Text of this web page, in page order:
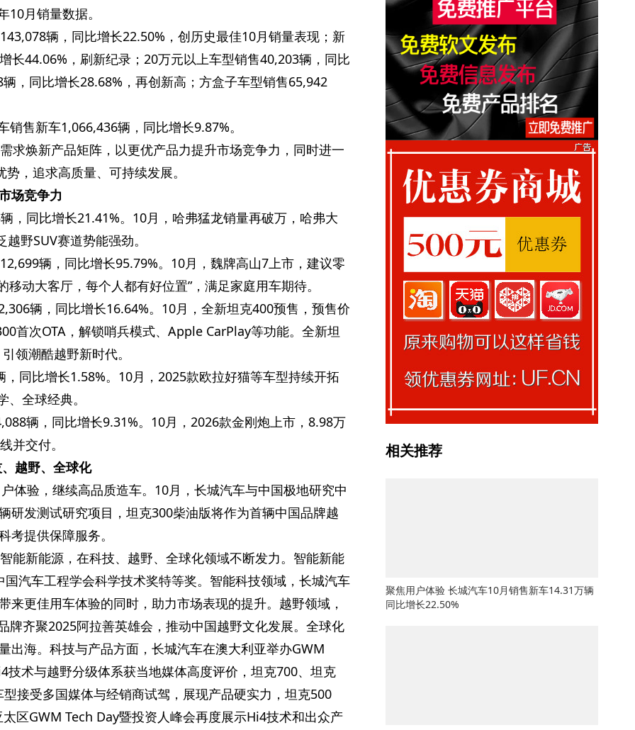
10月销量数据。
辆，同比增长22.50%，创历史最佳10月销量表现；新
长44.06%，刷新纪录；20万元以上车型销售40,203辆，同比
，同比增长28.68%，再创新高；方盒子车型销售65,942
售新车1,066,436辆，同比增长9.87%。
求焕新产品矩阵，以更优产品力提升市场竞争力，同时进一
，追求高质量、可持续发展。
场竞争力
，同比增长21.41%。10月，哈弗猛龙销量再破万，哈弗大
野SUV赛道势能强劲。
辆，同比增长95.79%。10月，魏牌高山7上市，建议零
动大客厅，每个人都有好位置”，满足家庭用车期待。
辆，同比增长16.64%。10月，全新坦克400预售，预售价
首次OTA，解锁哨兵模式、Apple CarPlay等功能。全新坦
领潮酷越野新时代。
，同比增长1.58%。10月，2025款欧拉好猫等车型持续开拓
全球经典。
辆，同比增长9.31%。10月，2026款金刚炮上市，8.98万
并交付。
越野、全球化
体验，继续高品质造车。10月，长城汽车与中国极地研究中
研发测试研究项目，坦克300柴油版将作为首辆中国品牌越
考提供保障服务。
能新能源，在科技、越野、全球化领域不断发力。智能新能
国汽车工程学会科学技术奖特等奖。智能科技领域，长城汽车
来更佳用车体验的同时，助力市场表现的提升。越野领域，
牌齐聚2025阿拉善英雄会，推动中国越野文化发展。全球化
出海。科技与产品方面，长城汽车在澳大利亚举办GWM
技术与越野分级体系获当地媒体高度评价，坦克700、坦克
接受多国媒体与经销商试驾，展现产品硬实力，坦克500
区GWM Tech Day暨投资人峰会再度展示Hi4技术和出众产
相关推荐
​聚焦用户体验 长城汽车10月销售新车14.31万辆
同比增长22.50%